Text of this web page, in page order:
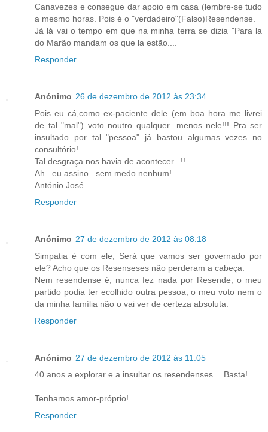
Canavezes e consegue dar apoio em casa (lembre-se tudo
a mesmo horas. Pois é o "verdadeiro"(Falso)Resendense.
Jà lá vai o tempo em que na minha terra se dizia "Para la
do Marão mandam os que la estão....
Responder
Anónimo 26 de dezembro de 2012 às 23:34
Pois eu cá,como ex-paciente dele (em boa hora me livrei
de tal "mal") voto noutro qualquer...menos nele!!! Pra ser
insultado por tal "pessoa" já bastou algumas vezes no
consultório!
Tal desgraça nos havia de acontecer...!!
Ah...eu assino...sem medo nenhum!
António José
Responder
Anónimo 27 de dezembro de 2012 às 08:18
Simpatia é com ele, Será que vamos ser governado por
ele? Acho que os Resenseses não perderam a cabeça.
Nem resendense é, nunca fez nada por Resende, o meu
partido podia ter ecolhido outra pessoa, o meu voto nem o
da minha família não o vai ver de certeza absoluta.
Responder
Anónimo 27 de dezembro de 2012 às 11:05
40 anos a explorar e a insultar os resendenses… Basta!
Tenhamos amor-próprio!
Responder